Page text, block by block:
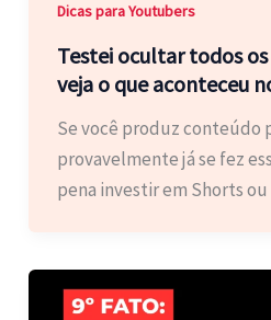
Dicas para Youtubers
Testei ocultar todos
veja o que aconteceu
Se você produz conteúdo
provavelmente já se fez
pena investir em Shorts ou